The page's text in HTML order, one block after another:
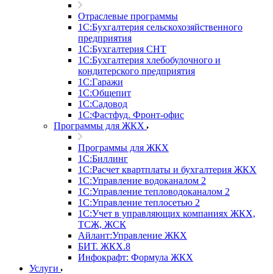
Отраслевые программы
1С:Бухгалтерия сельскохозяйственного
предприятия
1С:Бухгалтерия СНТ
1С:Бухгалтерия хлебобулочного и
кондитерского предприятия
1С:Гаражи
1С:Общепит
1С:Садовод
1С:Фастфуд. Фронт-офис
Программы для ЖКХ
Программы для ЖКХ
1С:Биллинг
1С:Расчет квартплаты и бухгалтерия ЖКХ
1С:Управление водоканалом 2
1С:Управление тепловодоканалом 2
1С:Управление теплосетью 2
1С:Учет в управляющих компаниях ЖКХ,
ТСЖ, ЖСК
Айлант:Управление ЖКХ
БИТ. ЖКХ.8
Инфокрафт: Формула ЖКХ
Услуги